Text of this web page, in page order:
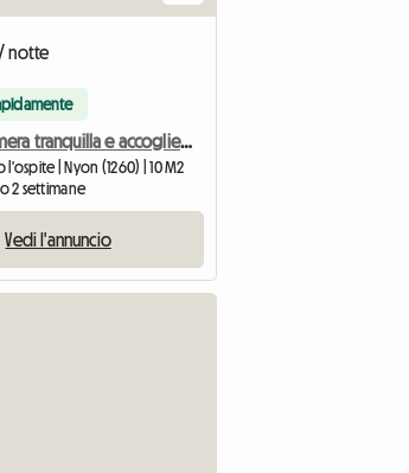
notte
Camera tranquilla e accogliente nel centro di Nyon
l'ospite | Nyon (1260) | 10 M2
2 settimane
Vedi l'annuncio